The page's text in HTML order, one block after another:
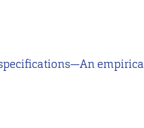
specifications—An